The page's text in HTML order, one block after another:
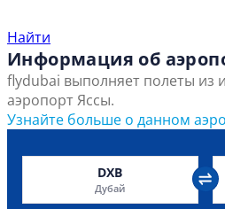
Найти
Информация об
flydubai выполняет полеты из
аэропорт Яссы.
Узнайте больше о данном
DXB
Дубай